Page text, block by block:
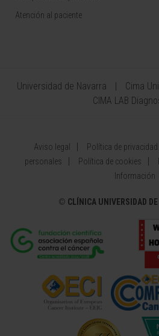
Atención al paciente
Universidad de Navarra
Cima
CIMA LAB
Aviso legal Política de privacidad
personales
Política de cookies
Información
© CLÍNICA UNIVERSIDAD